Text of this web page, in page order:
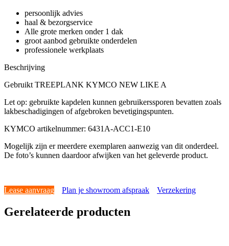
persoonlijk advies
haal & bezorgservice
Alle grote merken onder 1 dak
groot aanbod gebruikte onderdelen
professionele werkplaats
Beschrijving
Gebruikt TREEPLANK KYMCO NEW LIKE A
Let op: gebruikte kapdelen kunnen gebruikerssporen bevatten zoals
lakbeschadigingen of afgebroken bevetigingspunten.
KYMCO artikelnummer: 6431A-ACC1-E10
Mogelijk zijn er meerdere exemplaren aanwezig van dit onderdeel.
De foto’s kunnen daardoor afwijken van het geleverde product.
Lease aanvraag Plan je showroom afspraak Verzekering
Gerelateerde producten